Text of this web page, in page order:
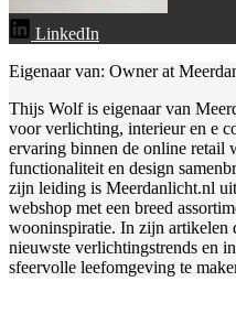
LinkedIn
Eigenaar van: Owner at
Thijs Wolf is eigenaar van
voor verlichting, interieur en e
ervaring binnen de online retail
functionaliteit en design
zijn leiding is Meerdanlicht.nl
webshop met een breed
wooninspiratie. In zijn artikelen
nieuwste verlichtingstrends en
sfeervolle leefomgeving te